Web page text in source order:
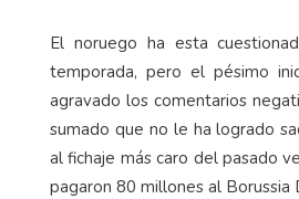
El noruego ha esta
temporada, pero el pésimo
agravado los comentarios
sumado que no le ha logrado
al fichaje más caro del pasado
pagaron 80 millones al Borussia